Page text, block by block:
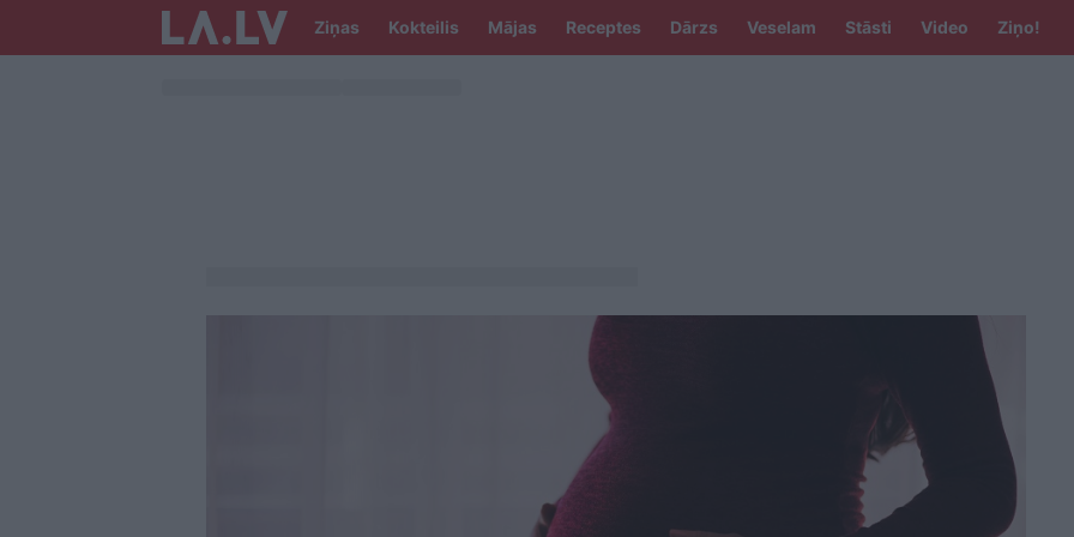
Ziņas Kokteilis Mājas Receptes Dārzs Veselam Stāsti Video Ziņo!